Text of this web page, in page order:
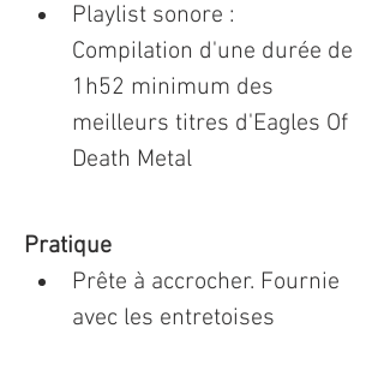
Playlist sonore :
Compilation d'une durée de
1h52 minimum des
meilleurs titres d'Eagles Of
Death Metal
Pratique
Prête à accrocher. Fournie
avec les entretoises